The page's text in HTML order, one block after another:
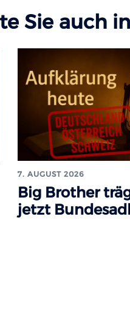
Sie auch
7. AUGUST 2026
Big Brother
jetzt